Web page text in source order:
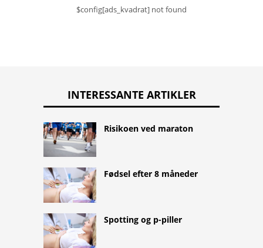
$config[ads_kvadrat] not found
INTERESSANTE ARTIKLER
Risikoen ved maraton
Fødsel efter 8 måneder
Spotting og p-piller